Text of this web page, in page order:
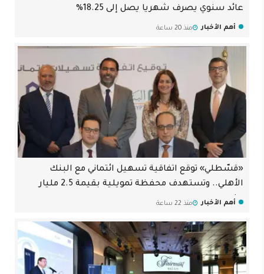
عائد سنوي يصرف شهريا يصل إلى 18.25%
أهم الأخبار منذ 20 ساعة
«قسّطلي» توقع اتفاقية تسهيل ائتماني مع البنك
الأهلي.. وتستهدف محفظة تمويلية بقيمة 2.5 مليار
جنيهأهم الأخبار منذ 22 ساعة